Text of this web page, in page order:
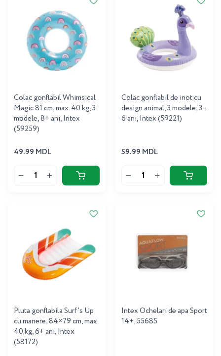
Colac gonflabil Whimsical
Magic 81 cm, max. 40 kg, 3
modele, 8+ ani, Intex
(59259)
49.99 MDL
Colac gonflabil de inot cu
design animal, 3 modele, 3–
6 ani, Intex (59221)
59.99 MDL
Pluta gonflabila Surf’s Up
cu manere, 84×79 cm, max.
40 kg, 6+ ani, Intex
(58172)
Intex Ochelari de apa Sport
14+, 55685